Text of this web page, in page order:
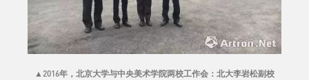
▲2016年，北京大学与中央美术学院两校工作会：北大李岩松副校